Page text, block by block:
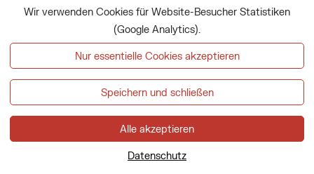
Der Weg der Wienerinnen in die Ruderboote
Wir verwenden Cookies für Website-Besucher Statistiken
(Google Analytics).
Nur essentielle Cookies akzeptieren
Speichern und schließen
Alle akzeptieren
Datenschutz